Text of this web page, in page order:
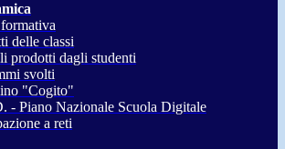
delle classi
prodotti dagli studenti
svolti
"Cogito"
- Piano Nazionale Scuola Digitale
a reti